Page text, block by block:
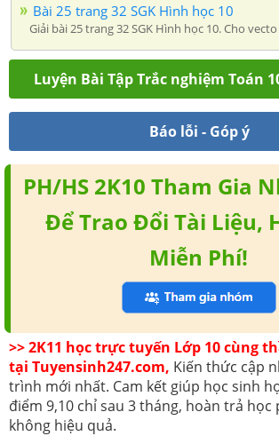
Bài 25 trang 32 SGK Hình học 10
Giải bài 25 trang 32 SGK Hình học 10. Cho vecto
Luyện Bài Tập Trắc nghiệm Toán
Báo lỗi - Góp ý
PH/HS 2K10 Tham Gia
Để Trao Đổi Tài Liệu,
Miễn Phí!
>> 2K11 học trực tuyến Lớp 10 cùng
tại Tuyensinh247.com, Kiến thức cập
trình mới nhất. Cam kết giúp học sinh
điểm 9,10 chỉ sau 3 tháng, hoàn trả học
không hiệu quả.